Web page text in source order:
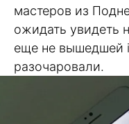
мастеров из
ожидать увидеть
еще не вышедшей
разочаровали.